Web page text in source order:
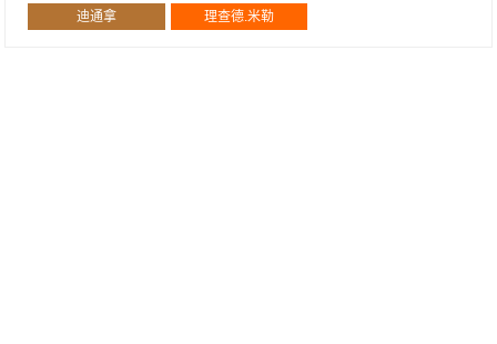
迪通拿 理查德.米勒